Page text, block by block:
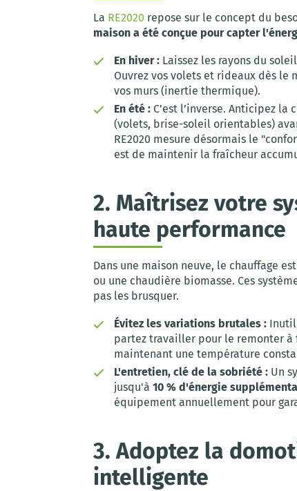
La RE2020 repose sur le concept du
maison a été conçue pour capter
En hiver : Laissez les rayons du
Ouvrez vos volets et rideaux dès
vos murs (inertie thermique).
En été : C’est l’inverse. Anticipez
(volets, brise-soleil orientables)
RE2020 mesure désormais le
est de maintenir la fraîcheur
2. Maîtrisez votre
haute performance
Dans une maison neuve, le chauffage
ou une chaudière biomasse. Ces
pas les brusquer.
Évitez les variations brutales :
partez travailler pour le remonter à
maintenant une température
L'entretien, clé de la sobriété : Un
jusqu'à 10 % d'énergie
équipement annuellement pour
3. Adoptez la
intelligente